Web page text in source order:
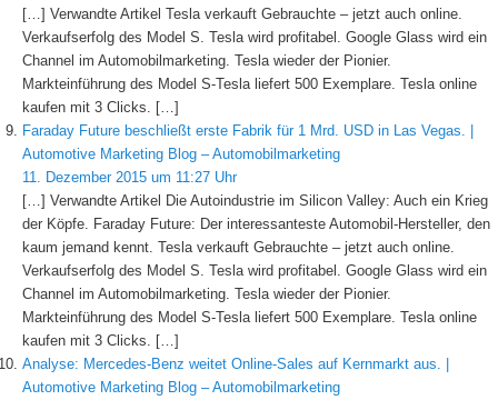
[…] Verwandte Artikel Tesla verkauft Gebrauchte – jetzt auch online.
Verkaufserfolg des Model S. Tesla wird profitabel. Google Glass wird ein
Channel im Automobilmarketing. Tesla wieder der Pionier.
Markteinführung des Model S-Tesla liefert 500 Exemplare. Tesla online
kaufen mit 3 Clicks. […]
Faraday Future beschließt erste Fabrik für 1 Mrd. USD in Las Vegas. |
Automotive Marketing Blog – Automobilmarketing
11. Dezember 2015 um 11:27 Uhr
[…] Verwandte Artikel Die Autoindustrie im Silicon Valley: Auch ein Krieg
der Köpfe. Faraday Future: Der interessanteste Automobil-Hersteller, den
kaum jemand kennt. Tesla verkauft Gebrauchte – jetzt auch online.
Verkaufserfolg des Model S. Tesla wird profitabel. Google Glass wird ein
Channel im Automobilmarketing. Tesla wieder der Pionier.
Markteinführung des Model S-Tesla liefert 500 Exemplare. Tesla online
kaufen mit 3 Clicks. […]
Analyse: Mercedes-Benz weitet Online-Sales auf Kernmarkt aus. |
Automotive Marketing Blog – Automobilmarketing